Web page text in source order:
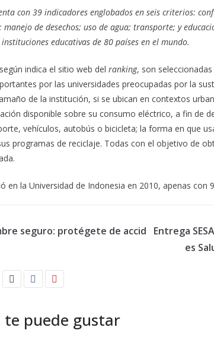
con 39 indicadores englobados en seis criterios:
de desechos; uso de agua; transporte; y
educativas de 80 países en el mundo.
indica el sitio web del ranking, son
por las universidades preocupadas por la
de la institución, si se ubican en contextos
disponible sobre su consumo eléctrico, a fin de
vehículos, autobús o bicicleta; la forma en que
programas de reciclaje. Todas con el objetivo de
en la Universidad de Indonesia en 2010, apenas con
seguro: protégete de accid
Entrega
es
te puede gustar